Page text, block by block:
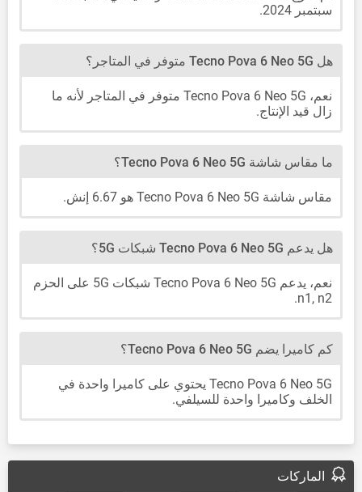
سبتمبر 2024.
هل Tecno Pova 6 Neo 5G متوفر في المتاجر؟
نعم، Tecno Pova 6 Neo 5G متوفر في المتاجر لأنه ما
زال قيد الإنتاج.
ما مقاس شاشة Tecno Pova 6 Neo 5G؟
مقاس شاشة Tecno Pova 6 Neo 5G هو 6.67 إنش.
هل يدعم Tecno Pova 6 Neo 5G شبكات 5G؟
نعم، يدعم Tecno Pova 6 Neo 5G شبكات 5G على الحزم
n1, n2.
كم كاميرا يضم Tecno Pova 6 Neo 5G؟
Tecno Pova 6 Neo 5G يحتوي على كاميرا واحدة في
الخلف وكاميرا واحدة للسيلفي.
الماركات